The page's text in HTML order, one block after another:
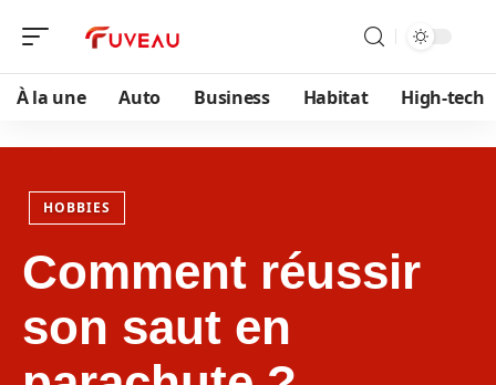
À la une Auto Business Habitat High-tech
HOBBIES
Comment réussir
son saut en